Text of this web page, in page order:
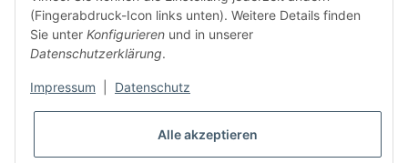
(Fingerabdruck-Icon links unten). Weitere Details finden
Sie unter Konfigurieren und in unserer
Datenschutzerklärung.
Impressum Datenschutz
Alle akzeptieren
* Alle Preise inkl. gesetzlicher USt., zzgl.